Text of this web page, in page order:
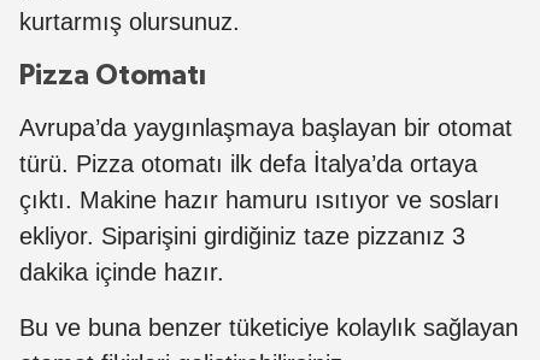
kurtarmış olursunuz.
Pizza Otomatı
Avrupa’da yaygınlaşmaya başlayan bir otomat
türü. Pizza otomatı ilk defa İtalya’da ortaya
çıktı. Makine hazır hamuru ısıtıyor ve sosları
ekliyor. Siparişini girdiğiniz taze pizzanız 3
dakika içinde hazır.
Bu ve buna benzer tüketiciye kolaylık sağlayan